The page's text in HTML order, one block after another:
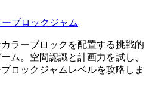
ーブロックジャム
ラーブロックを配置する挑戦的
ム。空間認識と計画力を試し、
ロックジャムレベルを攻略しま